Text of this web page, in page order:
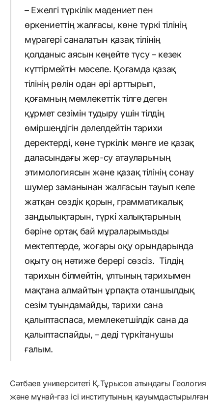
– Ежелгі түркілік мәдениет пен
өркениеттің жалғасы, көне түркі тілінің
мұрагері саналатын қазақ тілінің
қолданыс аясын кеңейте түсу – кезек
күттірмейтін мәселе. Қоғамда қазақ
тілінің рөлін одан әрі арттырып,
қоғамның мемлекеттік тілге деген
құрмет сезімін тудыру үшін тілдің
өміршеңдігін дәлелдейтін тарихи
деректерді, көне түркілік мәнге ие қазақ
даласындағы жер-су атауларының
этимологиясын және қазақ тілінің сонау
шумер заманынан жалғасын тауып келе
жатқан сөздік қорын, грамматикалық
заңдылықтарын, түркі халықтарының
бәріне ортақ бай мұраларымызды
мектептерде, жоғары оқу орындарында
оқыту оң нәтиже берері сөзсіз. Тілдің
тарихын білмейтін, ұлтының тарихымен
мақтана алмайтын ұрпақта отаншылдық
сезім туындамайды, тарихи сана
қалыптаспаса, мемлекетшілдік сана да
қалыптаспайды, – деді түркітанушы
ғалым.
Сәтбаев университеті Қ.Тұрысов атындағы Геология
және мұнай-газ ісі институтының қауымдастырылған